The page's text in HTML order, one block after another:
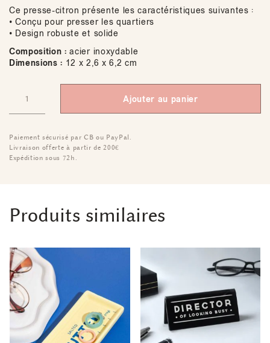
Ce presse-citron présente les caractéristiques suivantes :
• Conçu pour presser les quartiers
• Design robuste et solide
Composition : acier inoxydable
Dimensions : 12 x 2,6 x 6,2 cm
Ajouter au panier
Paiement sécurisé par CB ou PayPal.
Livraison offerte à partir de 200€
Expédition sous 72h.
Produits similaires